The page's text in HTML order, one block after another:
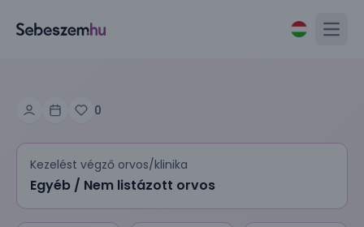
0
Kezelést végző orvos/klinika
Egyéb / Nem listázott orvos